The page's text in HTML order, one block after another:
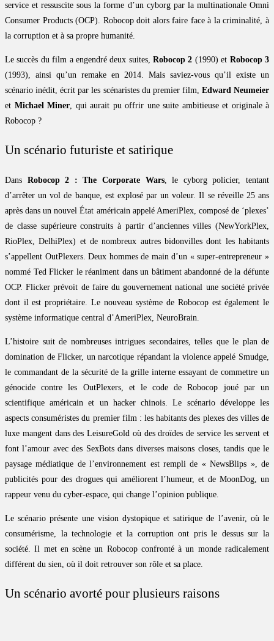
service et ressuscite sous la forme d’un cyborg par la multinationale Omni
Consumer Products (OCP). Robocop doit alors faire face à la criminalité, à
la corruption et à sa propre humanité.
Le succès du film a engendré deux suites,Robocop 2 (1990) et Robocop 3
(1993), ainsi qu’un remake en 2014. Mais saviez-vous qu’il existe un
scénario inédit, écrit par les scénaristes du premier film, Edward Neumeier
et Michael Miner, qui aurait pu offrir une suite ambitieuse et originale à
Robocop ?
Un scénario futuriste et satirique
Dans Robocop 2 : The Corporate Wars, le cyborg policier, tentant
d’arrêter un vol de banque, est explosé par un voleur. Il se réveille 25 ans
après dans un nouvel État américain appelé AmeriPlex, composé de ‘plexes’
de classe supérieure construits à partir d’anciennes villes (NewYorkPlex,
RioPlex, DelhiPlex) et de nombreux autres bidonvilles dont les habitants
s’appellent OutPlexers. Deux hommes de main d’un « super-entrepreneur »
nommé Ted Flicker le réaniment dans un bâtiment abandonné de la défunte
OCP. Flicker prévoit de faire du gouvernement national une société privée
dont il est propriétaire. Le nouveau système de Robocop est également le
système informatique central d’AmeriPlex, NeuroBrain.
L’histoire suit de nombreuses intrigues secondaires, telles que le plan de
domination de Flicker, un narcotique répandant la violence appelé Smudge,
le commandant de la sécurité de la grille interne essayant de commettre un
génocide contre les OutPlexers, et le code de Robocop joué par un
scientifique américain et un hacker chinois. Le scénario développe les
aspects consuméristes du premier film : les habitants des plexes des villes de
luxe mangent dans des LeisureGold où des droïdes de service les servent et
font l’amour avec des SexBots dans diverses maisons closes, tandis que le
paysage médiatique de l’environnement est rempli de « NewsBlips », de
publicités pour des drogues qui améliorent l’humeur, et de MoonDog, un
rappeur venu du cyber-espace, qui change l’opinion publique.
Le scénario présente une vision dystopique et satirique de l’avenir, où le
consumérisme, la technologie et la corruption ont pris le dessus sur la
société. Il met en scène un Robocop confronté à un monde radicalement
différent du sien, où il doit retrouver son rôle et sa place.
Un scénario avorté pour plusieurs raisons